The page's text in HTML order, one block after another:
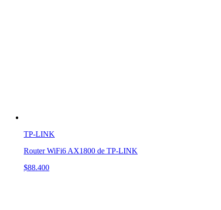
TP-LINK
Router WiFi6 AX1800 de TP-LINK
$88.400